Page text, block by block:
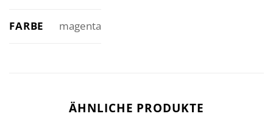
FARBE magenta
ÄHNLICHE PRODUKTE